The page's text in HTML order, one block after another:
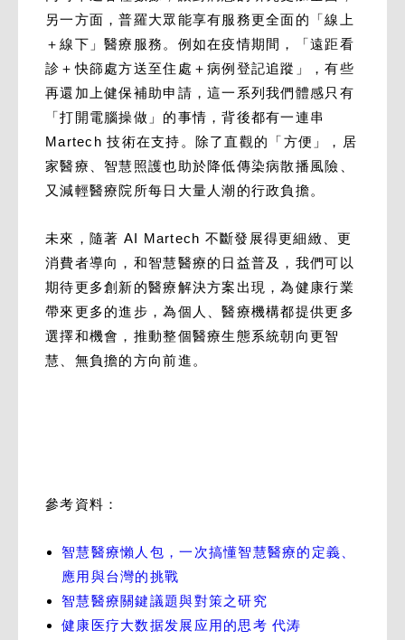
另一方面，普羅大眾能享有服務更全面的「線上
＋線下」醫療服務。例如在疫情期間，「遠距看
診＋快篩處方送至住處＋病例登記追蹤」，有些
再還加上健保補助申請，這一系列我們體感只有
「打開電腦操做」的事情，背後都有一連串
Martech 技術在支持。除了直觀的「方便」，居
家醫療、智慧照護也助於降低傳染病散播風險、
又減輕醫療院所每日大量人潮的行政負擔。
未來，隨著 AI Martech 不斷發展得更細緻、更
消費者導向，和智慧醫療的日益普及，我們可以
期待更多創新的醫療解決方案出現，為健康行業
帶來更多的進步，為個人、醫療機構都提供更多
選擇和機會，推動整個醫療生態系統朝向更智
慧、無負擔的方向前進。
參考資料：
智慧醫療懶人包，一次搞懂智慧醫療的定義、
應用與台灣的挑戰
智慧醫療關鍵議題與對策之研究
健康医疗大数据发展应用的思考 代涛